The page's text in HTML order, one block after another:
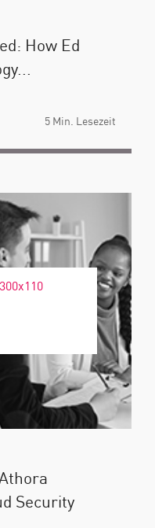
How Ed
5 Min. Lesezeit
Security